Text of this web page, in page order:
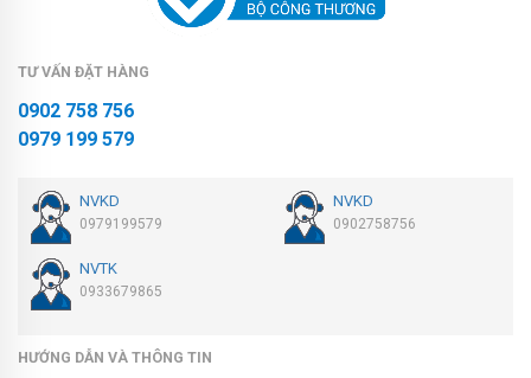
TƯ VẤN ĐẶT HÀNG
0902 758 756
0979 199 579
NVKD
0979199579
NVKD
0902758756
NVTK
0933679865
HƯỚNG DẪN VÀ THÔNG TIN